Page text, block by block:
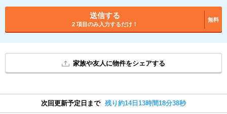
送信する
2 項目のみ入力するだけ！
無料
家族や友人に物件をシェアする
次回更新予定日まで 残り約14日13時間18分38秒